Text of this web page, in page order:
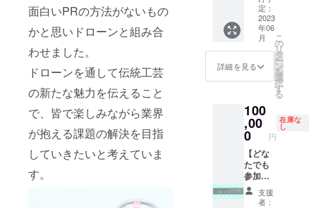
面白いPRの方法がないもの
かと思いドローンと組み合
わせました。
ドローンを通して伝統工芸
の新たな魅力を伝えること
で、皆で楽しみながら業界
が抱える課題の解決を目指
していきたいと考えていま
す。
備考欄
に必ず
掲載希
望のお
名前の
記入、
ご希望
のロゴ
ある場
合はそ
の旨記
入くだ
さい。
※寄附受
領証明
書（領
収書）
領証明
書（領
収書）
発行の
ため、
「苗字
郎）」
と「住
所」を
にご記
入をお
願いし
ます。
機で織
り上げ
まし
た。 小
さなも
のか
ナーの
ように
長いも
のもつ
くるこ
とがで
きま
す。 お
もてな
ずご記
入お願
いいた
しま
す。 私
たちの
ターン
に含ま
れま
す。 リ
ターン
は2023
年12月
までと
させて
記念
レース
「命名
権」 備
考欄に
ご希望
のレー
くださ
い。 公
序良俗
に反す
るも
の、個
人の尊
厳を著
しく害
定：
2023
年06
月
詳細を見る
こ
の
リ
タ
ー
ン
を
選
択
す
る
100
,00
0 円
在庫な
し
【どな
たでも
参加
可】
バック
支援
者：